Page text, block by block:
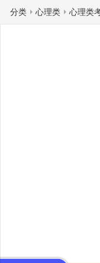
分类 心理类 心理类